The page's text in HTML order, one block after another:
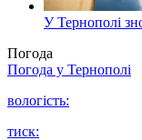
У Тернополі
Погода
Погода у Тернополі
вологість:
тиск: